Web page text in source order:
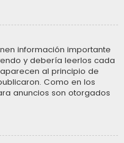
información importante
y debería leerlos cada
al principio de
Como en los
anuncios son otorgados